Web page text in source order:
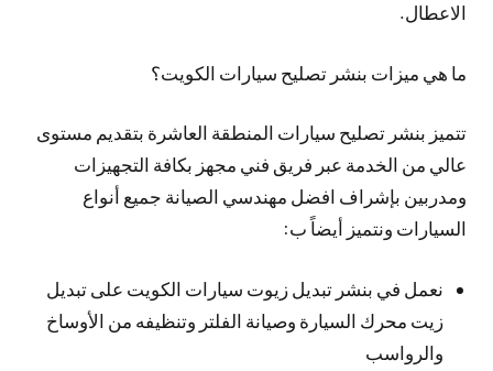
الاعطال.
ما هي ميزات بنشر تصليح سيارات الكويت؟
تتميز بنشر تصليح سيارات المنطقة العاشرة بتقديم مستوى
عالي من الخدمة عبر فريق فني مجهز بكافة التجهيزات
ومدربين بإشراف افضل مهندسي الصيانة جميع أنواع
السيارات ونتميز أيضاً ب:
نعمل في بنشر تبديل زيوت سيارات الكويت على تبديل
زيت محرك السيارة وصيانة الفلتر وتنظيفه من الأوساخ
والرواسب